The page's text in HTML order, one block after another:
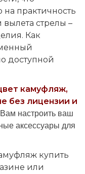
на практичность
вылета стрелы –
Как
доступной
камуфляж,
без лицензии и
настроить ваш
аксессуары для
купить
или